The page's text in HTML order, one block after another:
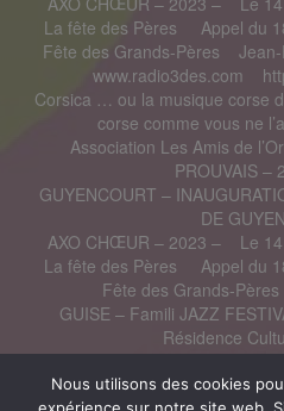
La fête des Pères
Appel du
Fête des Grands-Pères
www.radio3des.com
Corsica … ou la musique corse
corse comme vous ne
Association Les Amis de
PROUVAIS –
GUYENCOURT –
DE
AXO CHŒUR – 2023 –
Le
La fête des Pères
Appel du
Fête des Grands-Pères
GUISE – Famili JAZZ
Résidence
Françoise
Budget 2025 : les subventions
Nous utilisons des cookies